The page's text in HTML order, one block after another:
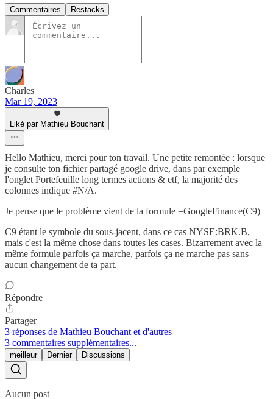
Commentaires Restacks
Charles
Mar 19, 2023
Liké par Mathieu Bouchant
Hello Mathieu, merci pour ton travail. Une petite remontée : lorsque
je consulte ton fichier partagé google drive, dans par exemple
l'onglet Portefeuille long termes actions & etf, la majorité des
colonnes indique #N/A.
Je pense que le problème vient de la formule =GoogleFinance(C9)
C9 étant le symbole du sous-jacent, dans ce cas NYSE:BRK.B,
mais c'est la même chose dans toutes les cases. Bizarrement avec la
même formule parfois ça marche, parfois ça ne marche pas sans
aucun changement de ta part.
Répondre
Partager
3 réponses de Mathieu Bouchant et d'autres
3 commentaires supplémentaires...
meilleur Dernier Discussions
Aucun post